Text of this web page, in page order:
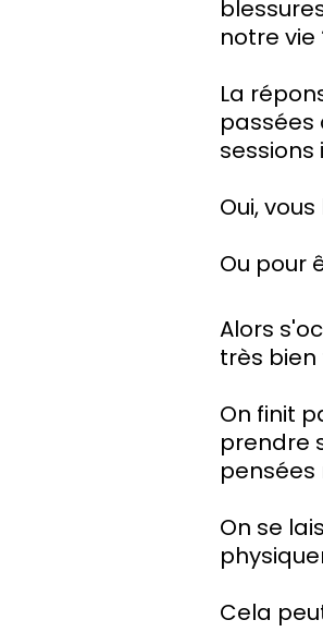
notre vie
La
passées
sessions
Oui,
Ou pour
Alors
très bien
On finit
prendre
On se
Cela